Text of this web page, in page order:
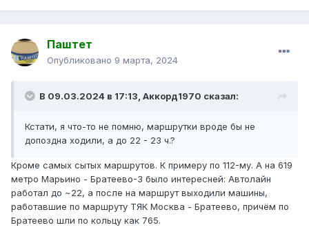
Паштет
Опубликовано 9 марта, 2024
В 09.03.2024 в 17:13, Аккорд1970 сказал:
Кстати, я что-то не помню, маршрутки вроде бы не
допоздна ходили, а до 22 - 23 ч.?
Кроме самых сытых маршрутов. К примеру по 112-му. А на 619
метро Марьино - Братеево-3 было интересней: Автолайн
работал до ~22, а после на маршрут выходили машины,
работавшие по маршруту ТЯК Москва - Братеево, причём по
Братеево шли по кольцу как 765.